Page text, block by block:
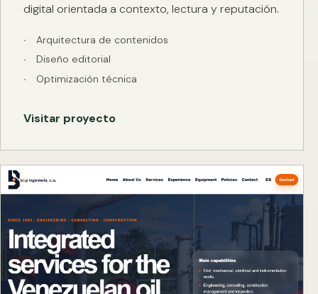
digital orientada a contexto, lectura y reputación.
Arquitectura de contenidos
Diseño editorial
Optimización técnica
Visitar proyecto